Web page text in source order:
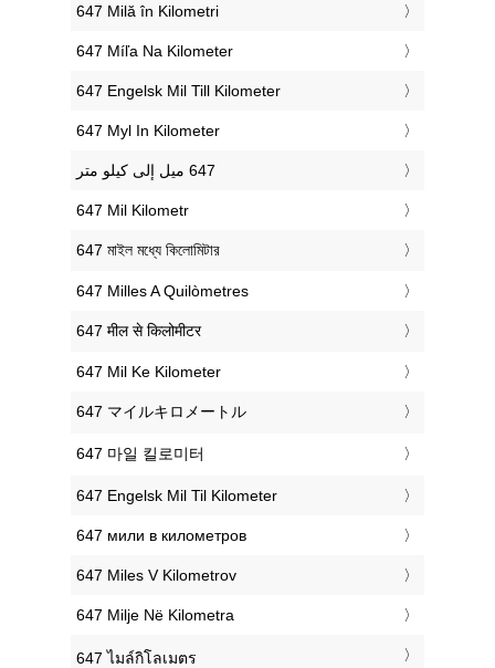
‎647 Milă în Kilometri
‎647 Míľa Na Kilometer
‎647 Engelsk Mil Till Kilometer
‎647 Myl In Kilometer
‎647 Mil Kilometr
‎647 মাইল মধ্যে কিলোমিটার
‎647 Milles A Quilòmetres
‎647 मील से किलोमीटर
‎647 Mil Ke Kilometer
‎647 マイルキロメートル
‎647 마일 킬로미터
‎647 Engelsk Mil Til Kilometer
‎647 мили в километров
‎647 Miles V Kilometrov
‎647 Milje Në Kilometra
‎647 ไมล์กิโลเมตร